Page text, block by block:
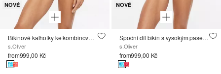
NOVÉ
Bikinové kalhotky ke kombinování, s květovaným vzorem
s.Oliver
from999,00 Kč
NOVÉ
Spodní díl bikin s vysokým pasem a odnímatelným páskem s ozdobným kroužkem
s.Oliver
from999,00 Kč